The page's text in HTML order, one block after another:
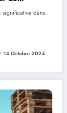
dans
14 Octobre 2024